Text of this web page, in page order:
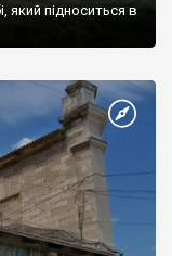
який підноситься в